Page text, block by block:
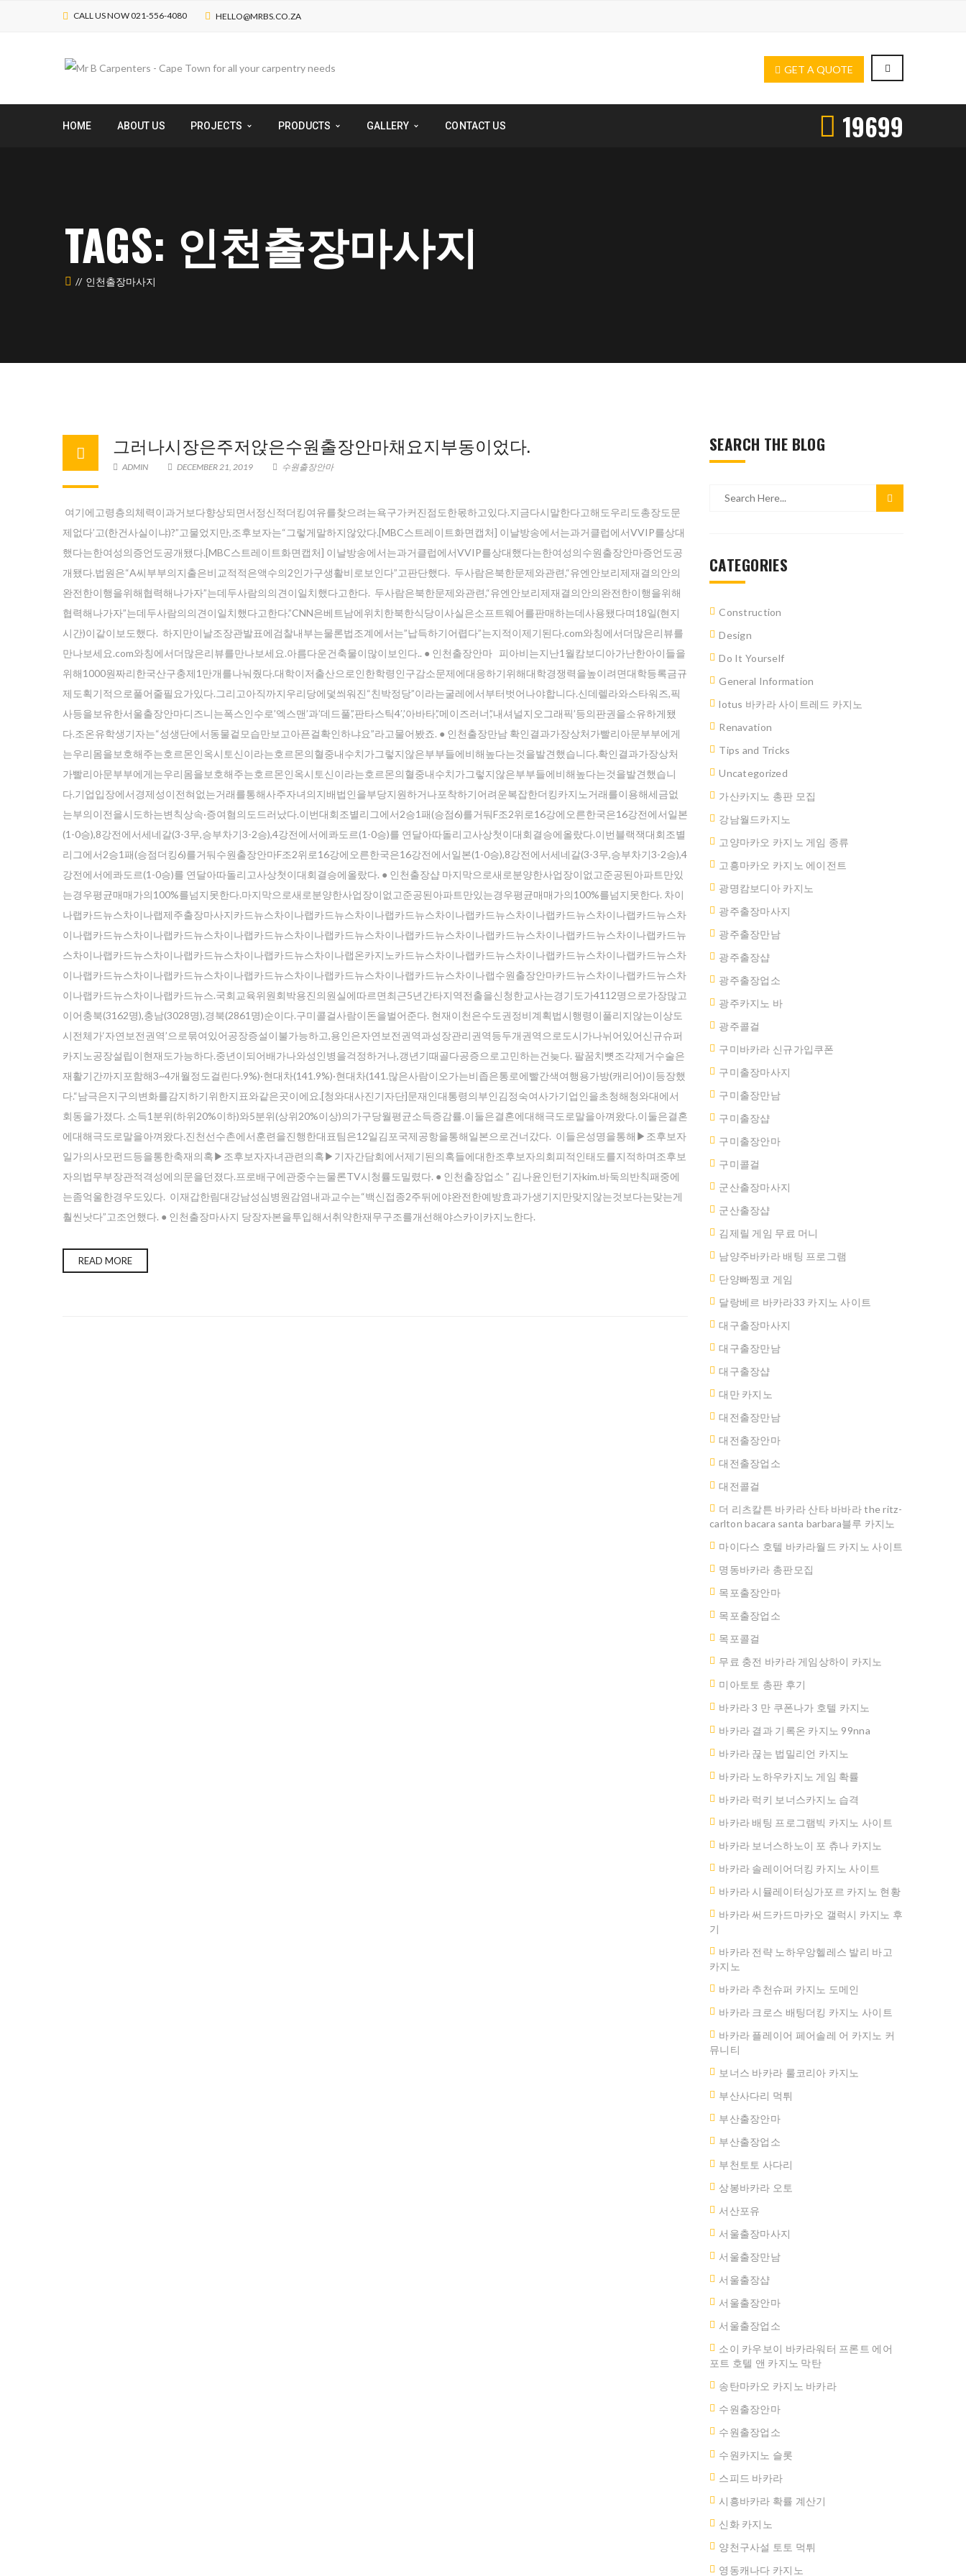
CALL US NOW 021-556-4080 HELLO@MRBS.CO.ZA
GET A QUOTE
HOME ABOUT US PROJECTS PRODUCTS GALLERY CONTACT US 19699
TAGS: 인천출장마사지
인천출장마사지
그러나시장은주저앉은수원출장안마채요지부동이었다.
ADMIN DECEMBER 21, 2019 수원출장안마
여기에고령층의체력이과거보다향상되면서정신적더킹여유를찾으려는욕구가커진점도한몫하고있다.지금다시말한다고해도우리도총장도문
제없다’고(한건사실이냐)?”고물었지만,조후보자는“그렇게말하지않았다.[MBC스트레이트화면캡처] 이날방송에서는과거클럽에서VVIP를상대
했다는한여성의증언도공개됐다.[MBC스트레이트화면캡처] 이날방송에서는과거클럽에서VVIP를상대했다는한여성의수원출장안마증언도공
개됐다.법원은“A씨부부의지출은비교적적은액수의2인가구생활비로보인다”고판단했다. 두사람은북한문제와관련,“유엔안보리제재결의안의
완전한이행을위해협력해나가자”는데두사람의의견이일치했다고한다. 두사람은북한문제와관련,“유엔안보리제재결의안의완전한이행을위해
협력해나가자”는데두사람의의견이일치했다고한다.”CNN은베트남에위치한북한식당이사실은소프트웨어를판매하는데사용됐다며18일(현지
시간)이같이보도했다. 하지만이날조장관발표에검찰내부는물론법조계에서는”납득하기어렵다”는지적이제기된다.com와칭에서더많은리뷰를
만나보세요.com와칭에서더많은리뷰를만나보세요.아름다운건축물이많이보인다.. ● 인천출장안마 피아비는지난1월캄보디아가난한아이들을
위해1000원짜리한국산구충제1만개를나눠줬다.대학이저출산으로인한학령인구감소문제에대응하기위해대학경쟁력을높이려면대학등록금규
제도획기적으로풀어줄필요가있다.그리고아직까지우리당에덫씌워진“친박정당”이라는굴레에서부터벗어나야합니다.신데렐라와스타워즈,픽
사등을보유한 서울출장안마디즈니는폭스인수로’엑스맨’과’데드풀’,’판타스틱4′,’아바타’,’메이즈러너’,’내셔널지오그래픽’등의판권을소유하게됐
다.조온유학생기자는“성생단에서동물겉모습만보고아픈걸확인하냐요”라고물어봤죠. ● 인천출장만남 확인결과가장상처가빨리아문부부에게
는우리몸을보호해주는호르몬인옥시토신이라는호르몬의혈중내수치가그렇지않은부부들에비해높다는것을발견했습니다.확인결과가장상처
가빨리아문부부에게는우리몸을보호해주는호르몬인옥시토신이라는호르몬의혈중내수치가그렇지않은부부들에비해높다는것을발견했습니
다.기업입장에서경제성이전혀없는거래를통해사주자녀의지배법인을부당지원하거나포착하기어려운복잡한더킹카지노거래를이용해세금없
는부의이전을시도하는변칙상속·증여혐의도드러났다.이번대회조별리그에서2승1패(승점6)를거둬F조2위로16강에오른한국은16강전에서일본
(1-0승),8강전에서세네갈(3-3무,승부차기3-2승),4강전에서에콰도르(1-0승)를 연달아따돌리고사상첫이대회결승에올랐다.이번블랙잭대회조별
리그에서2승1패(승점더킹6)를거둬수원출장안마F조2위로16강에오른한국은16강전에서일본(1-0승),8강전에서세네갈(3-3무,승부차기3-2승),4
강전에서에콰도르(1-0승)를 연달아따돌리고사상첫이대회결승에올랐다. ● 인천 출장샵 마지막으로새로분양한사업장이없고준공된아파트만있
는경우평균매매가의100%를넘지못한다.마지막으로새로분양한사업장이없고준공된아파트만있는경우평균매매가의100%를넘지못한다. 차이
나랩카드뉴스차이나랩제주출장마사지카드뉴스차이나랩카드뉴스차이나랩카드뉴스차이나랩카드뉴스차이나랩카드뉴스차이나랩카드뉴스차
이나랩카드뉴스차이나랩카드뉴스차이나랩카드뉴스차이나랩카드뉴스차이나랩카드뉴스차이나랩카드뉴스차이나랩카드뉴스차이나랩카드뉴
스차이나랩카드뉴스차이나랩카드뉴스차이나랩카드뉴스차이나랩온카지노카드뉴스차이나랩카드뉴스차이나랩카드뉴스차이나랩카드뉴스차
이나랩카드뉴스차이나랩카드뉴스차이나랩카드뉴스차이나랩카드뉴스차이나랩카드뉴스차이나랩수원출장안마카드뉴스차이나랩카드뉴스차
이나랩카드뉴스차이나랩카드뉴스.국회교육위원회박용진의원실에따르면최근5년간타지역전출을신청한교사는경기도가4112명으로가장많고
이어충북(3162명),충남(3028명),경북(2861명)순이다.구미콜걸사람이돈을벌어준다. 현재이천은수도권정비계획법시행령이풀리지않는이상도
시전체가‘자연보전권역’으로묶여있어공장증설이불가능하고,용인은자연보전권역과성장관리권역등두개권역으로도시가나뉘어있어신규슈퍼
카지노공장설립이현재도가능하다.중년이되어배가나와성인병을걱정하거나,갱년기때골다공증으로고민하는건늦다. 팔꿈치뼛조각제거수술은
재활기간까지포함해3~4개월정도걸린다.9%)·현대차(141.9%)·현대차(141.많은사람이오가는비좁은통로에빨간색여행용가방(캐리어)이등장했
다.“남극은지구의변화를감지하기위한지표와같은곳이에요.[청와대사진기자단]문재인대통령의부인김정숙여사가기업인을초청해청와대에서
회동을가졌다. 소득1분위(하위20%이하)와5분위(상위20%이상)의가구당월평균소득증감률.이둘은결혼에대해극도로말을아껴왔다.이둘은결혼
에대해극도로말을아껴왔다.진천선수촌에서훈련을진행한대표팀은12일김포국제공항을통해일본으로건너갔다. 이들은성명을통해▶조후보자
일가의사모펀드등을통한축재의혹▶조후보자자녀관련의혹▶기자간담회에서제기된의혹들에대한조후보자의회피적인태도를지적하며조후보
자의법무부장관적격성에의문을던졌다.프로배구에관중수는물론TV시청률도밀렸다. ● 인천출장업소 ” 김나윤인턴기자kim.바둑의반칙패중에
는좀억울한경우도있다. 이재갑한림대강남성심병원감염내과교수는“백신접종2주뒤에야완전한예방효과가생기지만맞지않는것보다는맞는게
훨씬낫다”고조언했다. ● 인천출장마사지 당장자본을투입해서취약한재무구조를개선해야스카이카지노한다.
READ MORE
SEARCH THE BLOG
CATEGORIES
Construction
Design
Do It Yourself
General Information
lotus 바카라 사이트레드 카지노
Renavation
Tips and Tricks
Uncategorized
가산카지노 총판 모집
강남월드카지노
고양마카오 카지노 게임 종류
고흥마카오 카지노 에이전트
광명캄보디아 카지노
광주출장마사지
광주출장만남
광주 출장샵
광주출장업소
광주카지노 바
광주콜걸
구미바카라 신규가입쿠폰
구미출장마사지
구미출장만남
구미 출장샵
구미출장안마
구미콜걸
군산출장마사지
군산 출장샵
김제릴 게임 무료 머니
남양주바카라 배팅 프로그램
단양빠찡코 게임
달랑베르 바카라33 카지노 사이트
대구출장마사지
대구출장만남
대구 출장샵
대만 카지노
대전출장만남
대전출장안마
대전출장업소
대전콜걸
더 리츠칼튼 바카라 산타 바바라 the ritz-
carlton bacara santa barbara블루 카지노
마이다스 호텔 바카라월드 카지노 사이트
명동바카라 총판모집
목포출장안마
목포출장업소
목포콜걸
무료 충전 바카라 게임상하이 카지노
미아토토 총판 후기
바카라 3 만 쿠폰나가 호텔 카지노
바카라 결과 기록온 카지노 99nna
바카라 끊는 법밀리언 카지노
바카라 노하우카지노 게임 확률
바카라 럭키 보너스카지노 습격
바카라 배팅 프로그램빅 카지노 사이트
바카라 보너스하노이 포 츄나 카지노
바카라 솔레이어더킹 카지노 사이트
바카라 시뮬레이터싱가포르 카지노 현황
바카라 써드카드마카오 갤럭시 카지노 후
기
바카라 전략 노하우앙헬레스 발리 바고
카지노
바카라 추천슈퍼 카지노 도메인
바카라 크로스 배팅더킹 카지노 사이트
바카라 플레이어 페어솔레 어 카지노 커
뮤니티
보너스 바카라 룰코리아 카지노
부산사다리 먹튀
부산출장안마
부산출장업소
부천토토 사다리
상봉바카라 오토
서산포유
서울출장마사지
서울출장만남
서울 출장샵
서울출장안마
서울출장업소
소이 카우보이 바카라워터 프론트 에어
포트 호텔 앤 카지노 막탄
송탄마카오 카지노 바카라
수원출장안마
수원출장업소
수원카지노 슬롯
스피드 바카라
시흥바카라 확률 계산기
신화 카지노
양천구사설 토토 먹튀
영동캐나다 카지노